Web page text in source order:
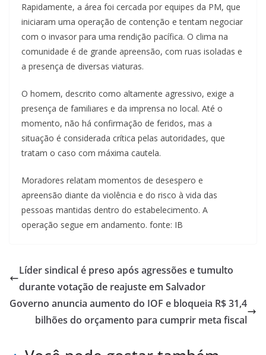
Rapidamente, a área foi cercada por equipes da PM, que
iniciaram uma operação de contenção e tentam negociar
com o invasor para uma rendição pacífica. O clima na
comunidade é de grande apreensão, com ruas isoladas e
a presença de diversas viaturas.
O homem, descrito como altamente agressivo, exige a
presença de familiares e da imprensa no local. Até o
momento, não há confirmação de feridos, mas a
situação é considerada crítica pelas autoridades, que
tratam o caso com máxima cautela.
Moradores relatam momentos de desespero e
apreensão diante da violência e do risco à vida das
pessoas mantidas dentro do estabelecimento. A
operação segue em andamento. fonte: IB
Líder sindical é preso após agressões e tumulto
durante votação de reajuste em Salvador
Governo anuncia aumento do IOF e bloqueia R$ 31,4
bilhões do orçamento para cumprir meta fiscal